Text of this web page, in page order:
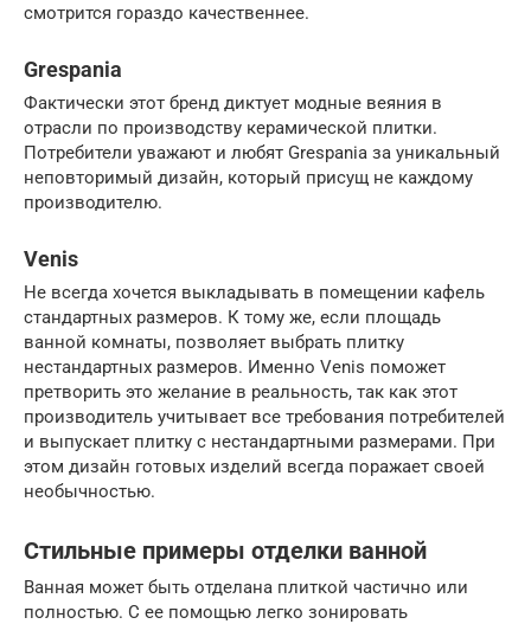
смотрится гораздо качественнее.
Grespania
Фактически этот бренд диктует модные веяния в
отрасли по производству керамической плитки.
Потребители уважают и любят Grespania за уникальный
неповторимый дизайн, который присущ не каждому
производителю.
Venis
Не всегда хочется выкладывать в помещении кафель
стандартных размеров. К тому же, если площадь
ванной комнаты, позволяет выбрать плитку
нестандартных размеров. Именно Venis поможет
претворить это желание в реальность, так как этот
производитель учитывает все требования потребителей
и выпускает плитку с нестандартными размерами. При
этом дизайн готовых изделий всегда поражает своей
необычностью.
Стильные примеры отделки ванной
Ванная может быть отделана плиткой частично или
полностью. С ее помощью легко зонировать